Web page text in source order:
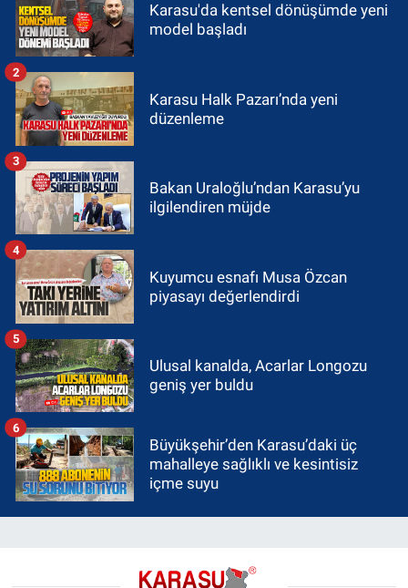
Karasu'da kentsel dönüşümde yeni
model başladı
Karasu Halk Pazarı’nda yeni
düzenleme
2
Bakan Uraloğlu’ndan Karasu’yu
ilgilendiren müjde
3
Kuyumcu esnafı Musa Özcan
piyasayı değerlendirdi
4
Ulusal kanalda, Acarlar Longozu
geniş yer buldu
5
Büyükşehir’den Karasu’daki üç
mahalleye sağlıklı ve kesintisiz
içme suyu
6